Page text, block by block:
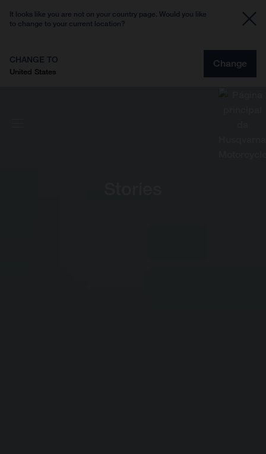
It looks like you are not on your country page. Would you like
to change to your current location?
CHANGE TO
United States
Change